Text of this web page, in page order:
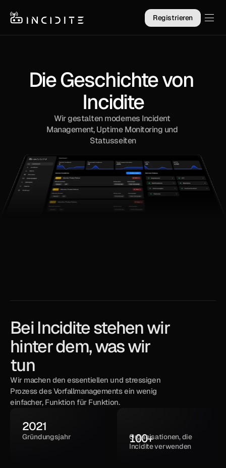
Registrieren
Die Geschichte von
Incidite
Wir gestalten modernes Incident
Management, Uptime Monitoring und
Statusseiten
Bei Incidite stehen wir
hinter dem, was wir
tun
Wir machen den essentiellen und stressigen
Prozess des Vorfallmanagements ein wenig
einfacher, Funktion für Funktion.
2021
Gründungsjahr 100+
Organisationen, die
Incidite verwenden